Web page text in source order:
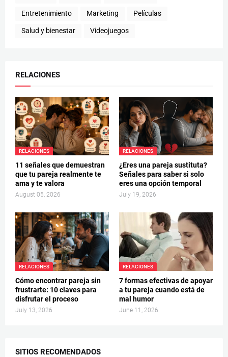
Entretenimiento Marketing Películas
Salud y bienestar Videojuegos
RELACIONES
RELACIONES
11 señales que demuestran
que tu pareja realmente te
ama y te valora
August 05, 2026
RELACIONES
¿Eres una pareja sustituta?
Señales para saber si solo
eres una opción temporal
July 19, 2026
RELACIONES
Cómo encontrar pareja sin
frustrarte: 10 claves para
disfrutar el proceso
July 13, 2026
RELACIONES
7 formas efectivas de apoyar
a tu pareja cuando está de
mal humor
June 11, 2026
SITIOS RECOMENDADOS